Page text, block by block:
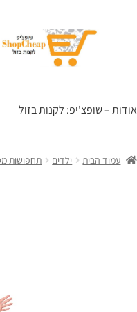
אודות – שופצ'יפ: לקנות בזול
עמוד הבית ילדים תחפושות